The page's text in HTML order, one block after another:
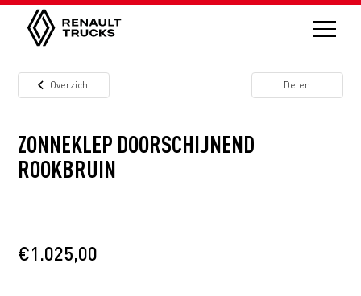
Overzicht Delen
ZONNEKLEP DOORSCHIJNEND
ROOKBRUIN
€1.025,00